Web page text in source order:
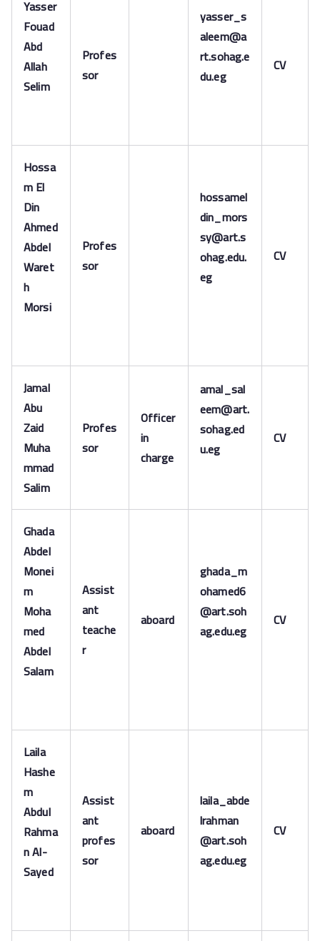
Yasser
Fouad
Abd
Allah
Selim
Profes
sor
yasser_s
aleem@a
rt.sohag.e
du.eg
CV
Hossa
m El
Din
Ahmed
Abdel
Waret
h
Morsi
Profes
sor
hossamel
din_mors
sy@art.s
ohag.edu.
eg
CV
Jamal
Abu
Zaid
Muha
mmad
Salim
Profes
sor
Officer
in
charge
amal_sal
eem@art.
sohag.ed
u.eg
CV
Ghada
Abdel
Monei
m
Moha
med
Abdel
Salam
Assist
ant
teache
r
aboard
ghada_m
ohamed6
@art.soh
ag.edu.eg
CV
Laila
Hashe
m
Abdul
Rahma
n Al-
Sayed
Assist
ant
profes
sor
aboard
laila_abde
lrahman
@art.soh
ag.edu.eg
CV